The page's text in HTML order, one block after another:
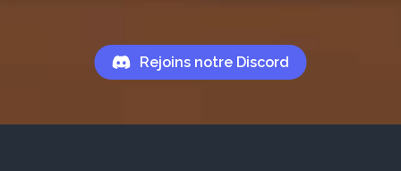
Rejoins notre Discord